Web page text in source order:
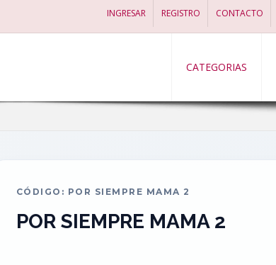
INGRESAR REGISTRO CONTACTO
CATEGORIAS
CÓDIGO: POR SIEMPRE MAMA 2
POR SIEMPRE MAMA 2